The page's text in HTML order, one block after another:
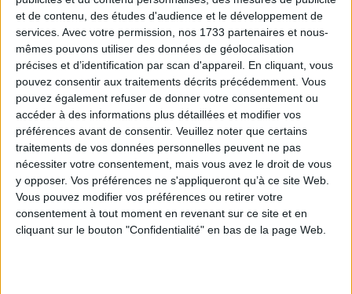
et de contenu, des études d'audience et le développement de
services. Avec votre permission, nos 1733 partenaires et nous-
mêmes pouvons utiliser des données de géolocalisation
précises et d’identification par scan d'appareil. En cliquant, vous
pouvez consentir aux traitements décrits précédemment. Vous
pouvez également refuser de donner votre consentement ou
accéder à des informations plus détaillées et modifier vos
préférences avant de consentir. Veuillez noter que certains
traitements de vos données personnelles peuvent ne pas
nécessiter votre consentement, mais vous avez le droit de vous
y opposer. Vos préférences ne s'appliqueront qu’à ce site Web.
Vous pouvez modifier vos préférences ou retirer votre
consentement à tout moment en revenant sur ce site et en
cliquant sur le bouton "Confidentialité" en bas de la page Web.
Prérequis
Savoir lire et écrire la langue française
Être apte médicalement
Être titulaire du permis B en cours de
validité
Permis BE & B96 : être âgé de 18 ans
minimum
Permis C : être âgé de 21 ans minimum
Permis CE : être agé de 21 ans minimum
et être titulaire du permis C
PERMIS D : être âgé de 24 ans
minimum